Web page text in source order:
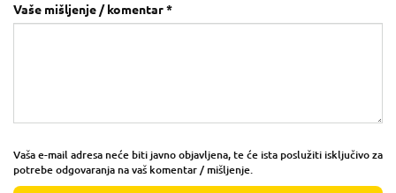
Vaše mišljenje / komentar *
Vaša e-mail adresa neće biti javno objavljena, te će ista poslužiti isključivo za
potrebe odgovaranja na vaš komentar / mišljenje.